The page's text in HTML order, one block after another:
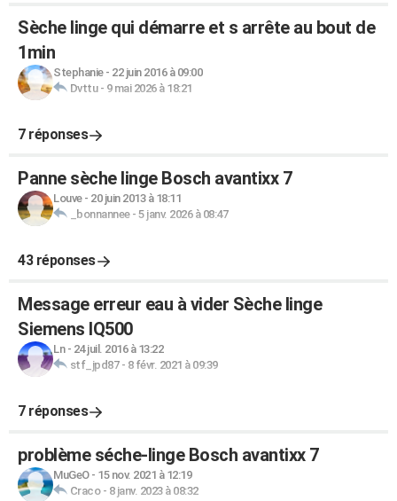
Sèche linge qui démarre et s arrête au bout de
1min
Stephanie- 22 juin 2016 à 09:00
Dvttu- 9 mai 2026 à 18:21
7 réponses
Panne sèche linge Bosch avantixx 7
Louve- 20 juin 2013 à 18:11
_bonnannee- 5 janv. 2026 à 08:47
43 réponses
Message erreur eau à vider Sèche linge
Siemens IQ500
Ln- 24 juil. 2016 à 13:22
stf_jpd87- 8 févr. 2021 à 09:39
7 réponses
problème séche-linge Bosch avantixx 7
MuGeO- 15 nov. 2021 à 12:19
Craco- 8 janv. 2023 à 08:32